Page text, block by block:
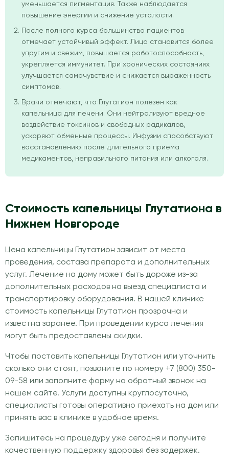
уменьшается пигментация. Также наблюдается
повышение энергии и снижение усталости.
После полного курса большинство пациентов
отмечает устойчивый эффект. Лицо становится более
упругим и свежим, повышается работоспособность,
укрепляется иммунитет. При хронических состояниях
улучшается самочувствие и снижается выраженность
симптомов.
Врачи отмечают, что Глутатион полезен как
капельница для печени. Они нейтрализуют вредное
воздействие токсинов и свободных радикалов,
ускоряют обменные процессы. Инфузии способствуют
восстановлению после длительного приема
медикаментов, неправильного питания или алкоголя.
Стоимость капельницы Глутатиона в
Нижнем Новгороде
Цена капельницы Глутатион зависит от места
проведения, состава препарата и дополнительных
услуг. Лечение на дому может быть дороже из-за
дополнительных расходов на выезд специалиста и
транспортировку оборудования. В нашей клинике
стоимость капельницы Глутатион прозрачна и
известна заранее. При проведении курса лечения
могут быть предоставлены скидки.
Чтобы поставить капельницы Глутатион или уточнить
сколько они стоят, позвоните по номеру +7 (800) 350-
09-58 или заполните форму на обратный звонок на
нашем сайте. Услуги доступны круглосуточно,
специалисты готовы оперативно приехать на дом или
принять вас в клинике в удобное время.
Запишитесь на процедуру уже сегодня и получите
качественную поддержку здоровья без задержек.